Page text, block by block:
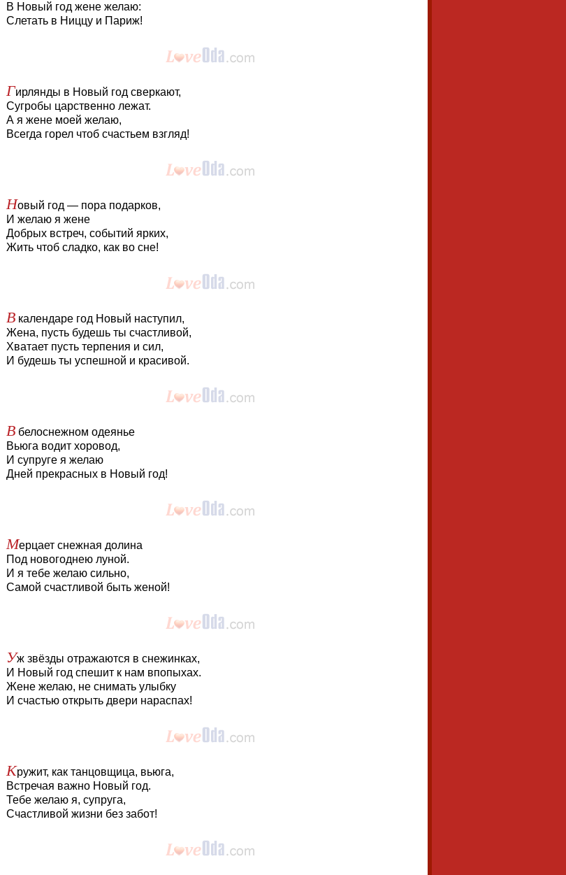
В Новый год жене желаю:
Слетать в Ниццу и Париж!
Гирлянды в Новый год сверкают,
Сугробы царственно лежат.
А я жене моей желаю,
Всегда горел чтоб счастьем взгляд!
Новый год — пора подарков,
И желаю я жене
Добрых встреч, событий ярких,
Жить чтоб сладко, как во сне!
В календаре год Новый наступил,
Жена, пусть будешь ты счастливой,
Хватает пусть терпения и сил,
И будешь ты успешной и красивой.
В белоснежном одеянье
Вьюга водит хоровод,
И супруге я желаю
Дней прекрасных в Новый год!
Мерцает снежная долина
Под новогоднею луной.
И я тебе желаю сильно,
Самой счастливой быть женой!
Уж звёзды отражаются в снежинках,
И Новый год спешит к нам впопыхах.
Жене желаю, не снимать улыбку
И счастью открыть двери нараспах!
Кружит, как танцовщица, вьюга,
Встречая важно Новый год.
Тебе желаю я, супруга,
Счастливой жизни без забот!